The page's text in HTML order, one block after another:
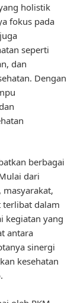
holistik
fokus pada
seperti
dan
Dengan
berbagai
dari
masyarakat,
dalam
kegiatan yang
antara
sinergi
kesehatan